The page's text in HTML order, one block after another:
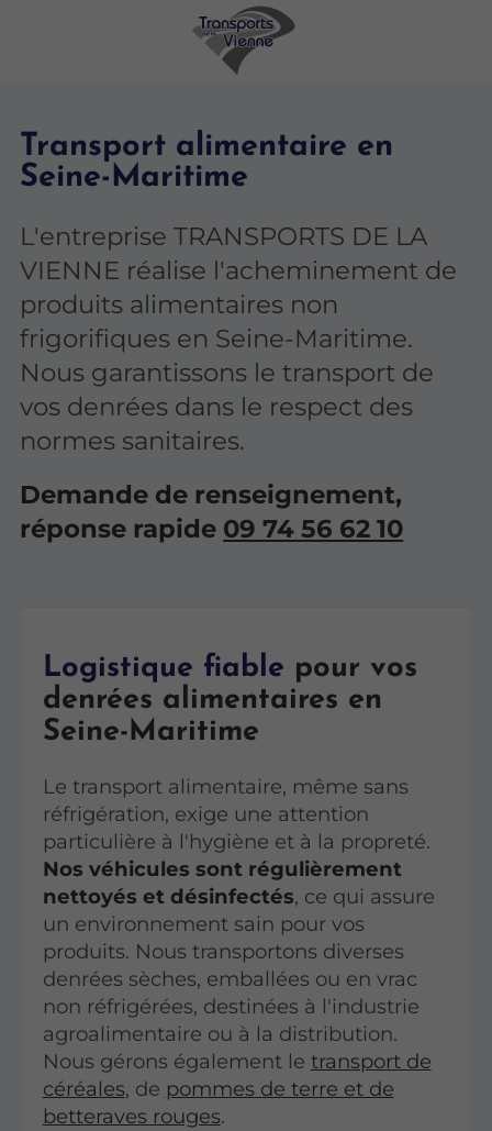
Transport alimentaire en
Seine-Maritime
L'entreprise TRANSPORTS DE LA
VIENNE réalise l'acheminement de
produits alimentaires non
frigorifiques en Seine-Maritime.
Nous garantissons le transport de
vos denrées dans le respect des
normes sanitaires.
Demande de renseignement,
réponse rapide 09 74 56 62 10
Logistique fiable pour vos
denrées alimentaires en
Seine-Maritime
Le transport alimentaire, même sans
réfrigération, exige une attention
particulière à l'hygiène et à la propreté.
Nos véhicules sont régulièrement
nettoyés et désinfectés, ce qui assure
un environnement sain pour vos
produits. Nous transportons diverses
denrées sèches, emballées ou en vrac
non réfrigérées, destinées à l'industrie
agroalimentaire ou à la distribution.
Nous gérons également le transport de
céréales, de pommes de terre et de
betteraves rouges.